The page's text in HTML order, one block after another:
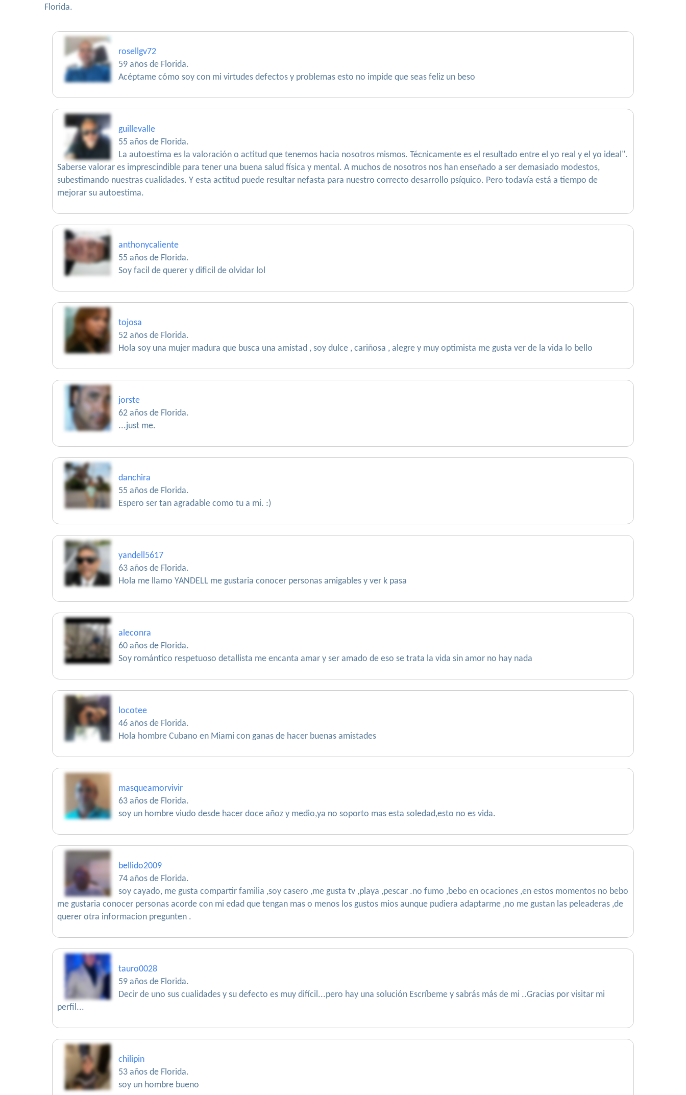
Florida.
rosellgv72
59 años de Florida.
Acéptame cómo soy con mi virtudes defectos y problemas esto no impide que seas feliz un beso
guillevalle
55 años de Florida.
La autoestima es la valoración o actitud que tenemos hacia nosotros mismos. Técnicamente es el resultado entre el yo real y el yo ideal".
Saberse valorar es imprescindible para tener una buena salud física y mental. A muchos de nosotros nos han enseñado a ser demasiado modestos,
subestimando nuestras cualidades. Y esta actitud puede resultar nefasta para nuestro correcto desarrollo psíquico. Pero todavía está a tiempo de
mejorar su autoestima.
anthonycaliente
55 años de Florida.
Soy facil de querer y dificil de olvidar lol
tojosa
52 años de Florida.
Hola soy una mujer madura que busca una amistad , soy dulce , cariñosa , alegre y muy optimista me gusta ver de la vida lo bello
jorste
62 años de Florida.
...just me.
danchira
55 años de Florida.
Espero ser tan agradable como tu a mi. :)
yandell5617
63 años de Florida.
Hola me llamo YANDELL me gustaria conocer personas amigables y ver k pasa
aleconra
60 años de Florida.
Soy romántico respetuoso detallista me encanta amar y ser amado de eso se trata la vida sin amor no hay nada
locotee
46 años de Florida.
Hola hombre Cubano en Miami con ganas de hacer buenas amistades
masqueamorvivir
63 años de Florida.
soy un hombre viudo desde hacer doce añoz y medio,ya no soporto mas esta soledad,esto no es vida.
bellido2009
74 años de Florida.
soy cayado, me gusta compartir familia ,soy casero ,me gusta tv ,playa ,pescar .no fumo ,bebo en ocaciones ,en estos momentos no bebo
me gustaria conocer personas acorde con mi edad que tengan mas o menos los gustos mios aunque pudiera adaptarme ,no me gustan las peleaderas ,de
querer otra informacion pregunten .
tauro0028
59 años de Florida.
Decir de uno sus cualidades y su defecto es muy difícil...pero hay una solución Escríbeme y sabrás más de mi ..Gracias por visitar mi
perfil...
chilipin
53 años de Florida.
soy un hombre bueno